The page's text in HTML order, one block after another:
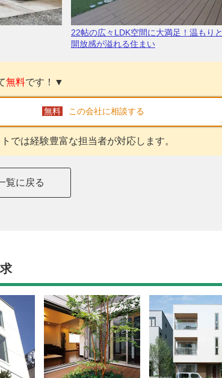
22帖の広々LDK空間に大満足！温もりと
開放感が溢れる住まい
無料です！▼
この会社に相談する
では経験豊富な担当者が対応します。
覧に戻る